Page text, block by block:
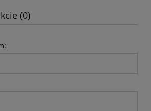
(0)